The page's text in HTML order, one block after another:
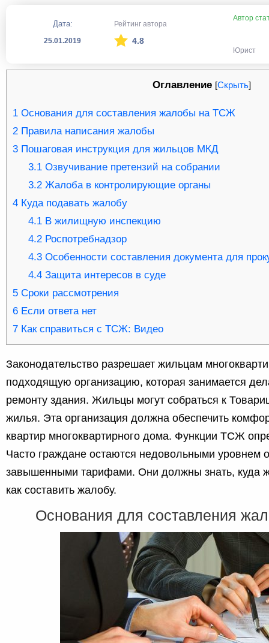
Дата:
25.01.2019
Рейтинг автора
4.8
Автор
Юрист
Оглавление [Скрыть]
1 Основания для составления жалобы на ТСЖ
2 Правила написания жалобы
3 Пошаговая инструкция для жильцов МКД
3.1Озвучивание претензий на собрании
3.2Жалоба в контролирующие органы
4 Куда подавать жалобу
4.1В жилищную инспекцию
4.2Роспотребнадзор
4.3Особенности составления документа для
4.4Защита интересов в суде
5 Сроки рассмотрения
6 Если ответа нет
7 Как справиться с ТСЖ: Видео
Законодательство разрешает жильцам
подходящую организацию, которая занимается
ремонту здания. Жильцы могут собраться к
жилья. Эта организация должна обеспечить
квартир многоквартирного дома. Функции ТСЖ
Часто граждане остаются недовольными уровнем
завышенными тарифами. Они должны знать, куда
как составить жалобу.
Основания для составления